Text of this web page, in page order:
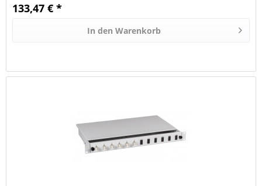
133,47 € *
In den Warenkorb